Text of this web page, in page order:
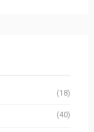
(18)
(40)